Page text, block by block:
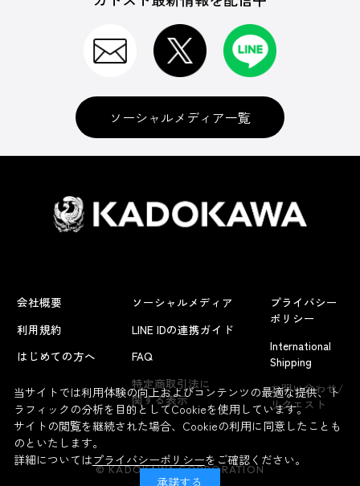
よくあるお問い合わせ
ソーシャルメディア一覧
会社概要
利用規約
はじめての方へ
ソーシャルメディア
LINE IDの連携ガイド
FAQ
特定商取引法に
関する表示
プライバシー
ポリシー
International
Shipping
お問い合わせ/
リクエスト
© KADOKAWA CORPORATION
当サイトでは利用体験の向上およびコンテンツの最適な提供、ト
ラフィックの分析を目的としてCookieを使用しています。
サイトの閲覧を継続された場合、Cookieの利用に同意したことも
のといたします。
詳細についてはプライバシーポリシーをご確認ください。
承諾する